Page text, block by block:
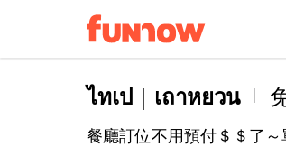
ไทเป｜เถาหยวน
餐廳訂位不用預付＄＄了